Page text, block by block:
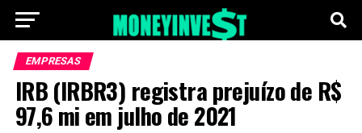
EMPRESAS
IRB (IRBR3) registra prejuízo de R$
97,6 mi em julho de 2021